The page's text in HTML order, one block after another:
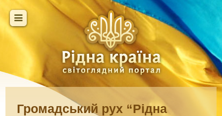
Громадський рух “Рідна